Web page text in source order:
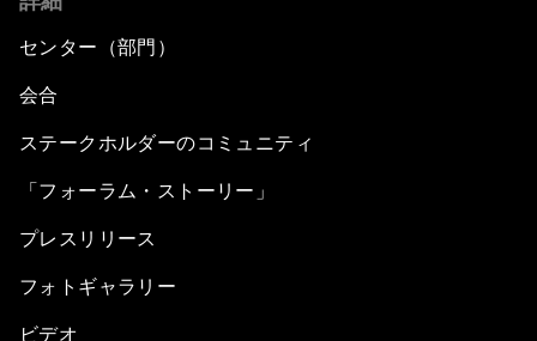
センター（部門）
会合
ステークホルダーのコミュニティ
「フォーラム・ストーリー」
プレスリリース
フォトギャラリー
ビデオ